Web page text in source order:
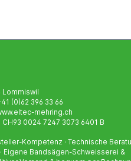
(0)62 396 33 66
mehring.ch
0024 7247 3073 6401 B
Kompetenz · Technische
Eigene Bandsägen-Schweisserei &